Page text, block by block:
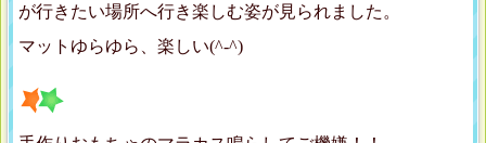
が行きたい場所へ行き楽しむ姿が見られました。
マットゆらゆら、楽しい(^-^)